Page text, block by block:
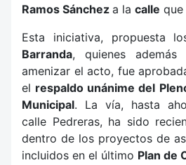
Ramos Sánchez a la calle que
Esta iniciativa, propuesta
Barranda, quienes
amenizar el acto, fue
el respaldo unánime del
Municipal. La vía, hasta
calle Pedreras, ha sido
dentro de los proyectos de
incluidos en el último Plan de